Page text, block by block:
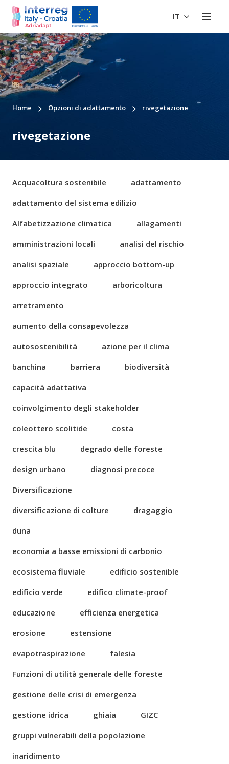
IT
Home Opzioni di adattamento rivegetazione
rivegetazione
Acquacoltura sostenibile
adattamento
adattamento del sistema edilizio
Alfabetizzazione climatica
allagamenti
amministrazioni locali
analisi del rischio
analisi spaziale
approccio bottom-up
approccio integrato
arboricoltura
arretramento
aumento della consapevolezza
autosostenibilità
azione per il clima
banchina
barriera
biodiversità
capacità adattativa
coinvolgimento degli stakeholder
coleottero scolitide
costa
crescita blu
degrado delle foreste
design urbano
diagnosi precoce
Diversificazione
diversificazione di colture
dragaggio
duna
economia a basse emissioni di carbonio
ecosistema fluviale
edificio sostenible
edificio verde
edifico climate-proof
educazione
efficienza energetica
erosione
estensione
evapotraspirazione
falesia
Funzioni di utilità generale delle foreste
gestione delle crisi di emergenza
gestione idrica
ghiaia
GIZC
gruppi vulnerabili della popolazione
inaridimento